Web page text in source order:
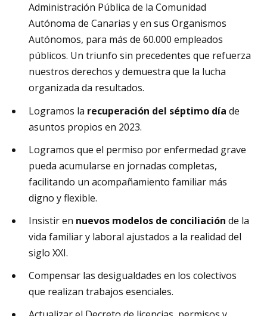
Administración Pública de la Comunidad
Autónoma de Canarias y en sus Organismos
Autónomos, para más de 60.000 empleados
públicos. Un triunfo sin precedentes que refuerza
nuestros derechos y demuestra que la lucha
organizada da resultados.
Logramos la recuperación del séptimo día de
asuntos propios en 2023.
Logramos que el permiso por enfermedad grave
pueda acumularse en jornadas completas,
facilitando un acompañamiento familiar más
digno y flexible.
Insistir en nuevos modelos de conciliación de la
vida familiar y laboral ajustados a la realidad del
siglo XXI.
Compensar las desigualdades en los colectivos
que realizan trabajos esenciales.